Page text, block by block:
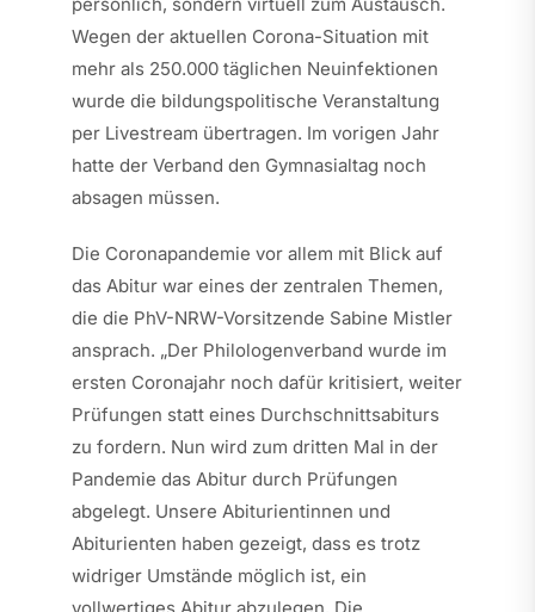
Wegen der aktuellen Corona-Situation mit
mehr als 250.000 täglichen Neuinfektionen
wurde die bildungspolitische Veranstaltung
per Livestream übertragen. Im vorigen Jahr
hatte der Verband den Gymnasialtag noch
absagen müssen.
Die Coronapandemie vor allem mit Blick auf
das Abitur war eines der zentralen Themen,
die die PhV-NRW-Vorsitzende Sabine Mistler
ansprach. „Der Philologenverband wurde im
ersten Coronajahr noch dafür kritisiert, weiter
Prüfungen statt eines Durchschnittsabiturs
zu fordern. Nun wird zum dritten Mal in der
Pandemie das Abitur durch Prüfungen
abgelegt. Unsere Abiturientinnen und
Abiturienten haben gezeigt, dass es trotz
widriger Umstände möglich ist, ein